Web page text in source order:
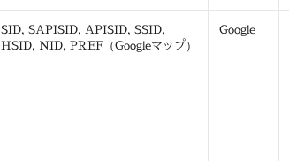
SID, SAPISID, APISID, SSID,
HSID, NID, PREF（Googleマップ）
Google